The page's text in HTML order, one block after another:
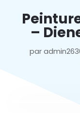
–
par